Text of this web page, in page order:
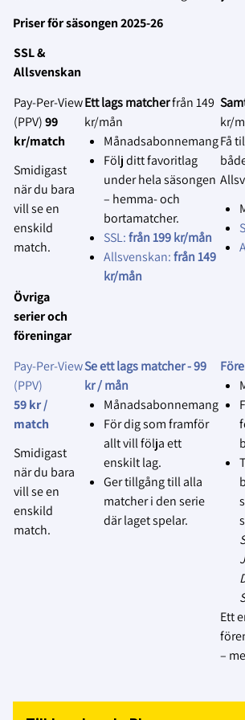
Den tekniska lösningen
vidareutvecklas löpande under
avtalsperioden samtidigt som
användarfeedback kommer att
önskemål.
connection
Läs mer om installationer här:
https://support.spiideo.com/
spiideo-camera-systems-
Är du eller din klubb
skaffa en Spiideo? Följ länken
https://www.solidsport.com/
automated-live-broadcast-
for-games-and-practices/
Skylta tydligt vid
Påminn gärna
muntligt via
vid behov.
2. Erbjud dolda platser för
Tillhandahåll
där åskådare kan sitta
synas i
inspelningen.
Informera om var materialet
Informera lagen,
publiceras eller
Respektera avslag utan
Vår utgångspunkt
föreningens
lagen, domare och
har godkänt att
sändas på Svensk
officiella plattform
MEN… Om något lag,
eller funktionär inte
matchen livesänds
in, respektera deras
att kräva en
Följ föreningens ansvar
Priser för säsongen 2025-26
SSL &
Allsvenskan
Pay‑Per‑View
(PPV)99
kr/match
Smidigast
när du bara
vill se en
enskild
match.
Ett lags matcherfrån 149
kr/mån
Månadsabonnemang
Följ ditt favoritlag
under hela säsongen
– hemma- och
bortamatcher.
SSL:från 199 kr/mån
Allsvenskan:från 149
kr/mån
kr/
Få
Övriga
serier och
föreningar
Pay‑Per‑View
(PPV)
59 kr /
match
Smidigast
när du bara
vill se en
enskild
match.
Se ett lags matcher -99
kr / mån
Månadsabonnemang
För dig som framför
allt vill följa ett
enskilt lag.
Ger tillgång till alla
matcher i den serie
där laget spelar.
Ett
–